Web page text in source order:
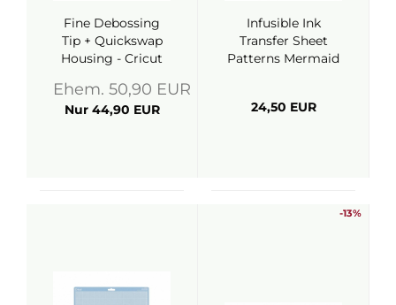
Fine Debossing
Tip + Quickswap
Housing - Cricut
Ehem. 50,90 EUR
Nur 44,90 EUR
Infusible Ink
Transfer Sheet
Patterns Mermaid
24,50 EUR
-13%